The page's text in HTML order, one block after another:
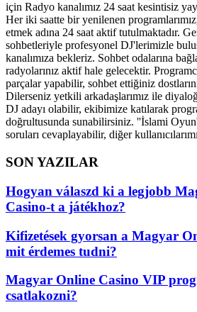
için Radyo kanalımız 24 saat kesintisiz
Her iki saatte bir yenilenen
etmek adına 24 saat aktif tutulmaktadır.
sohbetleriyle profesyonel DJ'lerimizle
kanalımıza bekleriz. Sohbet odalarına
radyolarınız aktif hale gelecektir.
parçalar yapabilir, sohbet ettiğiniz
Dilerseniz yetkili arkadaşlarımız ile
DJ adayı olabilir, ekibimize katılarak
doğrultusunda sunabilirsiniz. ''İslami
soruları cevaplayabilir, diğer
SON YAZILAR
Hogyan válaszd ki a legjobb
Casino-t a játékhoz?
Kifizetések gyorsan a Magyar
mit érdemes tudni?
Magyar Online Casino VIP
csatlakozni?